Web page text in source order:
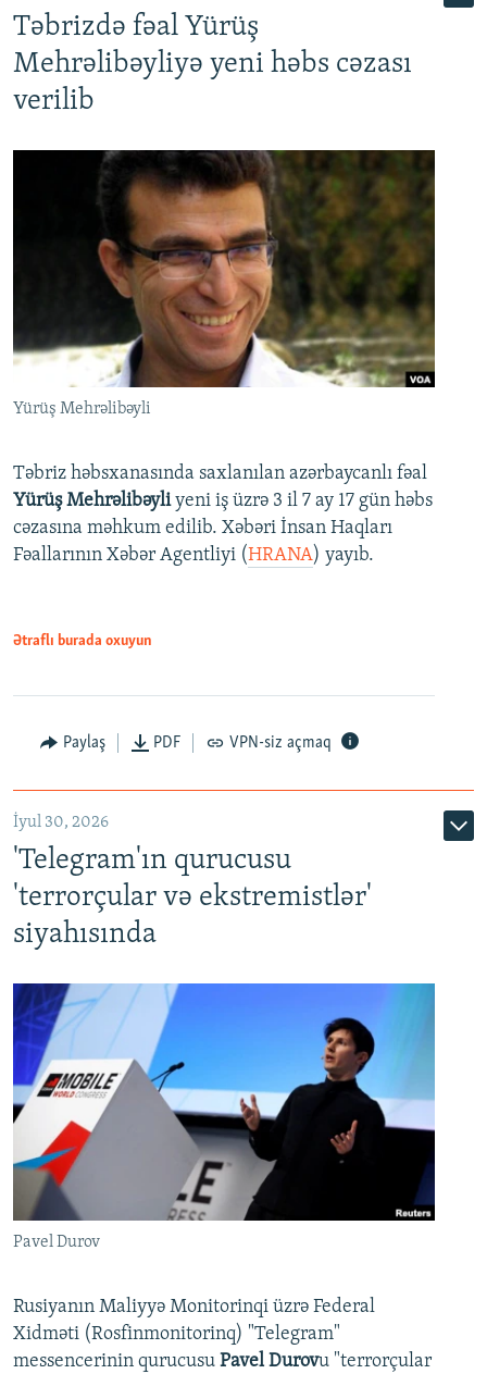
Təbrizdə fəal Yürüş
Mehrəlibəyliyə yeni həbs cəzası
verilib
Yürüş Mehrəlibəyli
Təbriz həbsxanasında saxlanılan azərbaycanlı fəal
Yürüş Mehrəlibəyliyeni iş üzrə 3 il 7 ay 17 gün həbs
cəzasına məhkum edilib. Xəbəri İnsan Haqları
Fəallarının Xəbər Agentliyi (HRANA) yayıb.
Ətraflı burada oxuyun
Paylaş PDF VPN-siz açmaq
İyul 30, 2026
'Telegram'ın qurucusu
'terrorçular və ekstremistlər'
siyahısında
Pavel Durov
Rusiyanın Maliyyə Monitorinqi üzrə Federal
Xidməti (Rosfinmonitorinq) "Telegram"
messencerinin qurucusu Pavel Durovu "terrorçular